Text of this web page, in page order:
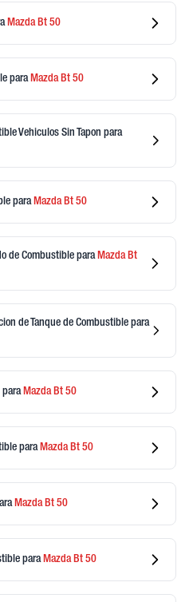
MazdaBt 50
para MazdaBt 50
Vehiculos Sin Tapon para
para MazdaBt 50
de Combustible paraMazdaBt
de Tanque de Combustible para
para MazdaBt 50
para MazdaBt 50
MazdaBt 50
para MazdaBt 50